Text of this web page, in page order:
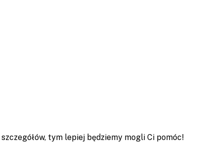
tym lepiej będziemy mogli Ci pomóc!